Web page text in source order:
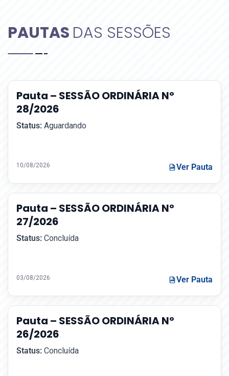
PAUTAS DAS SESSÕES
Pauta – SESSÃO ORDINÁRIA Nº
28/2026
Status: Aguardando
10/08/2026 Ver Pauta
Pauta – SESSÃO ORDINÁRIA Nº
27/2026
Status: Concluída
03/08/2026 Ver Pauta
Pauta – SESSÃO ORDINÁRIA Nº
26/2026
Status: Concluída